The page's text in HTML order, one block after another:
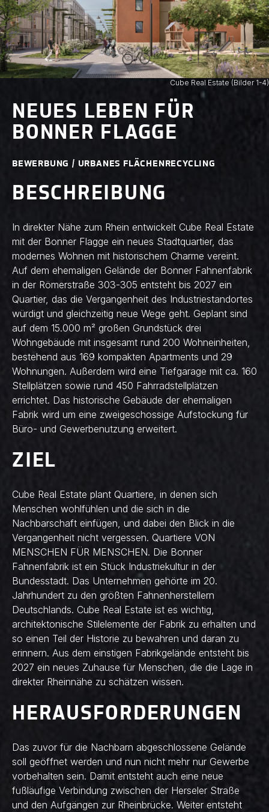
Cube Real Estate (Bilder 1-4)
NEUES LEBEN FÜR
BONNER FLAGGE
BEWERBUNG / URBANES FLÄCHENRECYCLING
BESCHREIBUNG
In direkter Nähe zum Rhein entwickelt Cube Real Estate
mit der Bonner Flagge ein neues Stadtquartier, das
modernes Wohnen mit historischem Charme vereint.
Auf dem ehemaligen Gelände der Bonner Fahnenfabrik
in der Römerstraße 303-305 entsteht bis 2027 ein
Quartier, das die Vergangenheit des Industriestandortes
würdigt und gleichzeitig neue Wege geht. Geplant sind
auf dem 15.000 m² großen Grundstück drei
Wohngebäude mit insgesamt rund 200 Wohneinheiten,
bestehend aus 169 kompakten Apartments und 29
Wohnungen. Außerdem wird eine Tiefgarage mit ca. 160
Stellplätzen sowie rund 450 Fahrradstellplätzen
errichtet. Das historische Gebäude der ehemaligen
Fabrik wird um eine zweigeschossige Aufstockung für
Büro- und Gewerbenutzung erweitert.
ZIEL
Cube Real Estate plant Quartiere, in denen sich
Menschen wohlfühlen und die sich in die
Nachbarschaft einfügen, und dabei den Blick in die
Vergangenheit nicht vergessen. Quartiere VON
MENSCHEN FÜR MENSCHEN. Die Bonner
Fahnenfabrik ist ein Stück Industriekultur in der
Bundesstadt. Das Unternehmen gehörte im 20.
Jahrhundert zu den größten Fahnenherstellern
Deutschlands. Cube Real Estate ist es wichtig,
architektonische Stilelemente der Fabrik zu erhalten und
so einen Teil der Historie zu bewahren und daran zu
erinnern. Aus dem einstigen Fabrikgelände entsteht bis
2027 ein neues Zuhause für Menschen, die die Lage in
direkter Rheinnähe zu schätzen wissen.
HERAUSFORDERUNGEN
Das zuvor für die Nachbarn abgeschlossene Gelände
soll geöffnet werden und nun nicht mehr nur Gewerbe
vorbehalten sein. Damit entsteht auch eine neue
fußläufige Verbindung zwischen der Herseler Straße
und den Aufgängen zur Rheinbrücke. Weiter entsteht